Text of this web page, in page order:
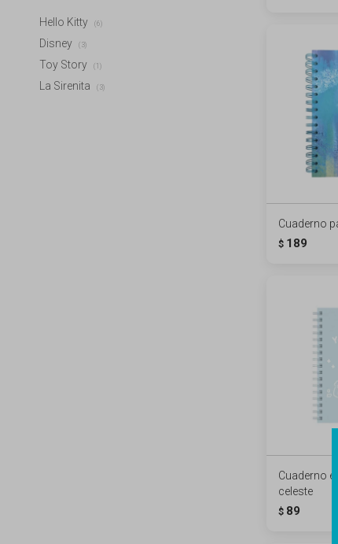
Cuaderno
$ 189
Cuaderno
celeste
$ 89
Hello Kitty (6)
Disney (3)
Toy Story (1)
La Sirenita (3)